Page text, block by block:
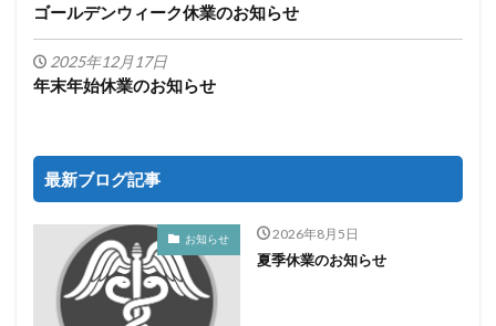
ゴールデンウィーク休業のお知らせ
2025年12月17日
年末年始休業のお知らせ
最新ブログ記事
お知らせ 2026年8月5日
夏季休業のお知らせ